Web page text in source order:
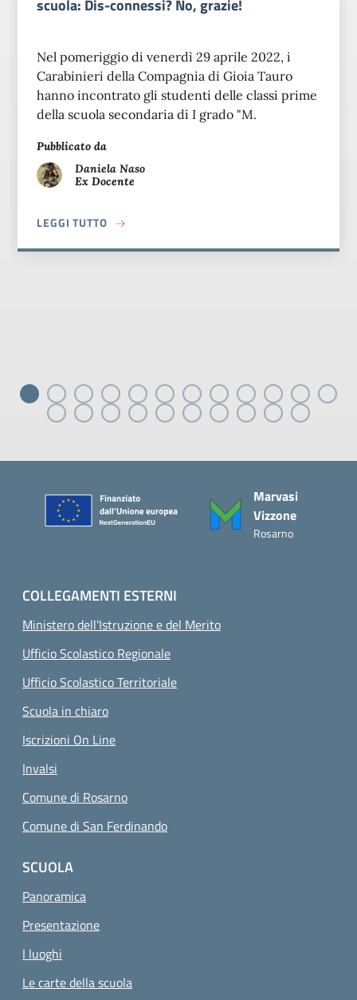
scuola: Dis-connessi? No, grazie!
Nel pomeriggio di venerdì 29 aprile 2022, i
Carabinieri della Compagnia di Gioia Tauro
hanno incontrato gli studenti delle classi prime
della scuola secondaria di I grado "M.
Pubblicato da
Daniela Naso
Ex Docente
LEGGI TUTTOA PROPOSITO DI PON
Marvasi
Vizzone
Rosarno
COLLEGAMENTI ESTERNI
Ministero dell'Istruzione e del Merito
Ufficio Scolastico Regionale
Ufficio Scolastico Territoriale
Scuola in chiaro
Iscrizioni On Line
Invalsi
Comune di Rosarno
Comune di San Ferdinando
SCUOLA
Panoramica
Presentazione
I luoghi
Le carte della scuola